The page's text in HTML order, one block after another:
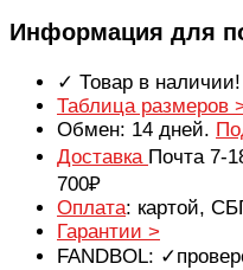
Информация для
✓ Товар в наличии!
Таблица размеров
Обмен: 14 дней.
Доставка Почта 7-
700₽
Оплата: картой,
Гарантии >
FANDBOL: